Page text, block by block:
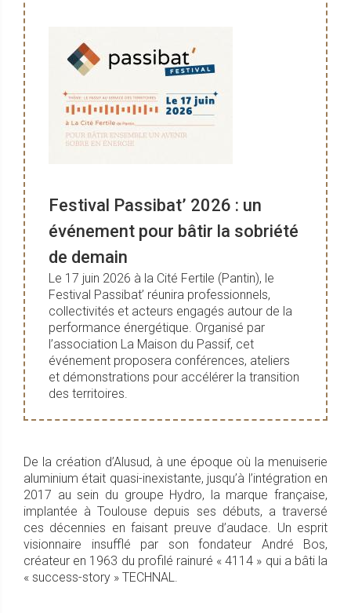
Festival Passibat’ 2026 : un
événement pour bâtir la sobriété
de demain
Le 17 juin 2026 à la Cité Fertile (Pantin), le
Festival Passibat’ réunira professionnels,
collectivités et acteurs engagés autour de la
performance énergétique. Organisé par
l’association La Maison du Passif, cet
événement proposera conférences, ateliers
et démonstrations pour accélérer la transition
des territoires.
De la création d’Alusud, à une époque où la menuiserie
aluminium était quasi-inexistante, jusqu’à l’intégration en
2017 au sein du groupe Hydro, la marque française,
implantée à Toulouse depuis ses débuts, a traversé
ces décennies en faisant preuve d’audace. Un esprit
visionnaire insufflé par son fondateur André Bos,
créateur en 1963 du profilé rainuré « 4114 » qui a bâti la
« success-story » TECHNAL.